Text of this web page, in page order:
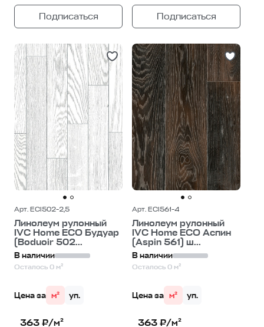
Подписаться Подписаться
Арт. ECI502-2,5
Линолеум рулонный
IVC Home ECO Будуар
(Boduoir 502...
В наличии
Осталось 0 м²
Цена за м² уп.
363 ₽/м²
Арт. ECI561-4
Линолеум рулонный
IVC Home ECO Аспин
(Aspin 561) ш...
В наличии
Осталось 0 м²
Цена за м² уп.
363 ₽/м²